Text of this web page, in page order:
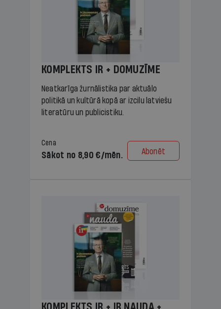
KOMPLEKTS IR + DOMUZĪME
Neatkarīga žurnālistika par aktuālo
politikā un kultūrā kopā ar izcilu latviešu
literatūru un publicistiku.
Cena
Sākot no 8,90 €/mēn. Abonēt